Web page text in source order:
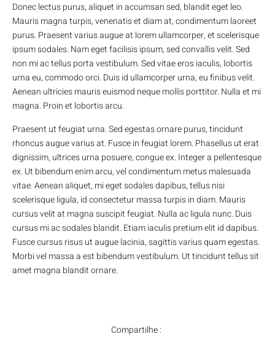
Donec lectus purus, aliquet in accumsan sed, blandit eget leo.
Mauris magna turpis, venenatis et diam at, condimentum laoreet
purus. Praesent varius augue at lorem ullamcorper, et scelerisque
ipsum sodales. Nam eget facilisis ipsum, sed convallis velit. Sed
non mi ac tellus porta vestibulum. Sed vitae eros iaculis, lobortis
urna eu, commodo orci. Duis id ullamcorper urna, eu finibus velit.
Aenean ultricies mauris euismod neque mollis porttitor. Nulla et mi
magna. Proin et lobortis arcu.
Praesent ut feugiat urna. Sed egestas ornare purus, tincidunt
rhoncus augue varius at. Fusce in feugiat lorem. Phasellus ut erat
dignissim, ultrices urna posuere, congue ex. Integer a pellentesque
ex. Ut bibendum enim arcu, vel condimentum metus malesuada
vitae. Aenean aliquet, mi eget sodales dapibus, tellus nisi
scelerisque ligula, id consectetur massa turpis in diam. Mauris
cursus velit at magna suscipit feugiat. Nulla ac ligula nunc. Duis
cursus mi ac sodales blandit. Etiam iaculis pretium elit id dapibus.
Fusce cursus risus ut augue lacinia, sagittis varius quam egestas.
Morbi vel massa a est bibendum vestibulum. Ut tincidunt tellus sit
amet magna blandit ornare.
Compartilhe :